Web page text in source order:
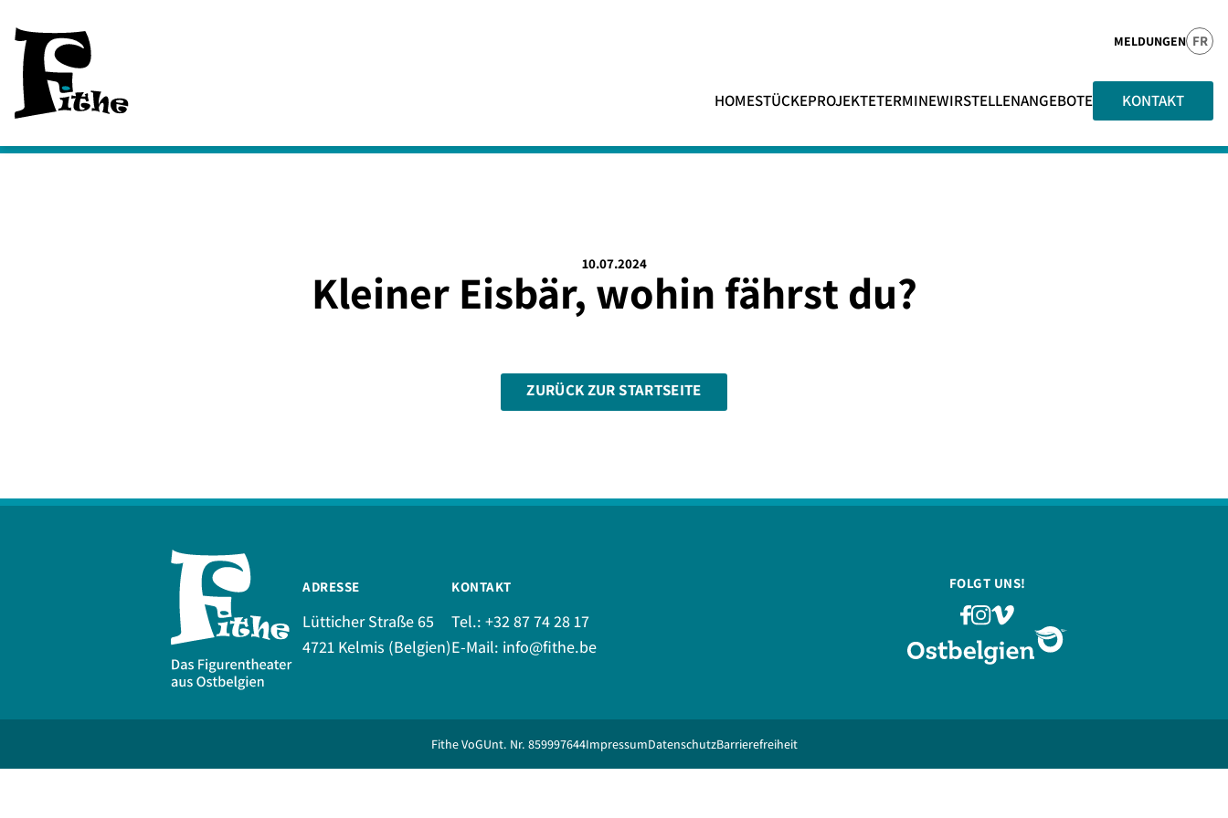
MELDUNGEN FR
HOMESTÜCKEPROJEKTETERMINEWIRSTELLENANGEBOTE KONTAKT
10.07.2024
Kleiner Eisbär, wohin fährst du?
ZURÜCK ZUR STARTSEITE
ADRESSE
Lütticher Straße 65
4721 Kelmis (Belgien)
KONTAKT
Tel.: +32 87 74 28 17
E-Mail: info@fithe.be
FOLGT UNS!
Fithe VoGUnt. Nr. 859997644ImpressumDatenschutzBarrierefreiheit